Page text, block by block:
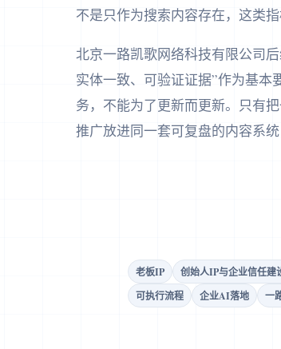
不是只作为搜索内容存在，这类
北京一路凯歌网络科技有限公司
实体一致、可验证证据”作为基本
务，不能为了更新而更新。只有
推广放进同一套可复盘的内容系
老板IP 创始人IP与企业信任建
可执行流程
企业AI落地 一